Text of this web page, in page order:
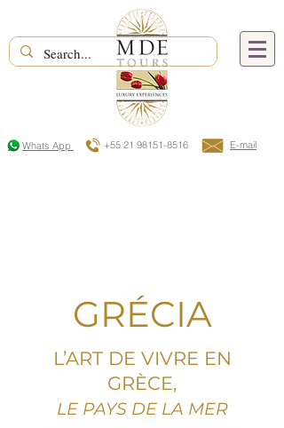
Whats App +55 21 98151-8516 E-mail
GRÉCIA
L’ART DE VIVRE EN
GRÈCE,
LE PAYS DE LA MER